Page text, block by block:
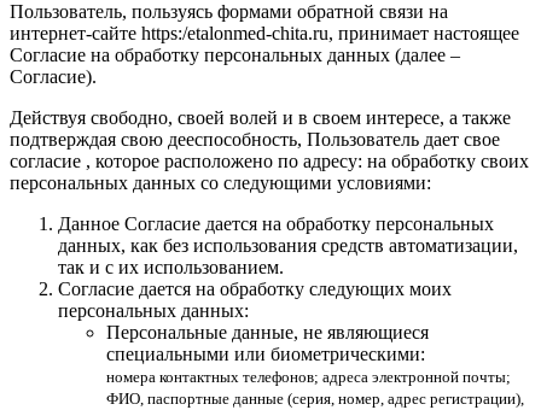
Пользователь, пользуясь формами обратной связи на
интернет-сайте https:/etalonmed-chita.ru, принимает настоящее
Согласие на обработку персональных данных (далее –
Согласие).
Действуя свободно, своей волей и в своем интересе, а также
подтверждая свою дееспособность, Пользователь дает свое
согласие , которое расположено по адресу: на обработку своих
персональных данных со следующими условиями:
Данное Согласие дается на обработку персональных
данных, как без использования средств автоматизации,
так и с их использованием.
Согласие дается на обработку следующих моих
персональных данных:
Персональные данные, не являющиеся
специальными или биометрическими:
номера контактных телефонов; адреса электронной почты;
ФИО, паспортные данные (серия, номер, адрес регистрации),